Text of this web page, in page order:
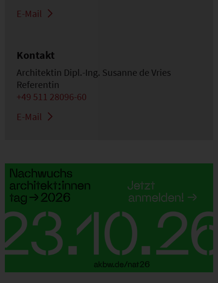
E-Mail
Kontakt
Architektin Dipl.-Ing. Susanne de Vries
Referentin
+49 511 28096-60
E-Mail